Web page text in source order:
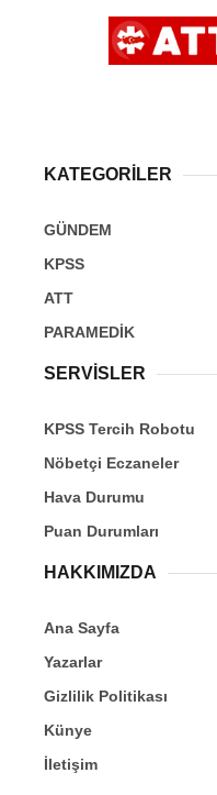
KATEGORİLER
GÜNDEM
KPSS
ATT
PARAMEDİK
SERVİSLER
KPSS Tercih Robotu
Nöbetçi Eczaneler
Hava Durumu
Puan Durumları
HAKKIMIZDA
Ana Sayfa
Yazarlar
Gizlilik Politikası
Künye
İletişim